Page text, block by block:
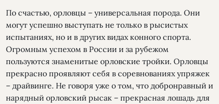
По счастью, орловцы – универсальная порода. Они
могут успешно выступать не только в рысистых
испытаниях, но и в других видах конного спорта.
Огромным успехом в России и за рубежом
пользуются знаменитые орловские тройки. Орловцы
прекрасно проявляют себя в соревнованиях упряжек
– драйвинге. Не говоря уже о том, что добронравный и
нарядный орловский рысак – прекрасная лошадь для